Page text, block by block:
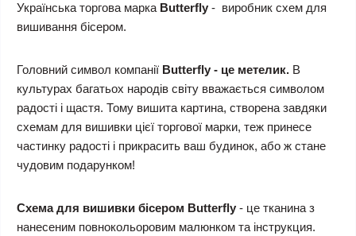
Українська торгова марка Butterfly - виробник схем для
вишивання бісером.
Головний символ компанії Butterfly - це метелик. В
культурах багатьох народів світу вважається символом
радості і щастя. Тому вишита картина, створена завдяки
схемам для вишивки цієї торгової марки, теж принесе
частинку радості і прикрасить ваш будинок, або ж стане
чудовим подарунком!
Схема для вишивки бісером Butterfly - це тканина з
нанесеним повнокольоровим малюнком та інструкция.